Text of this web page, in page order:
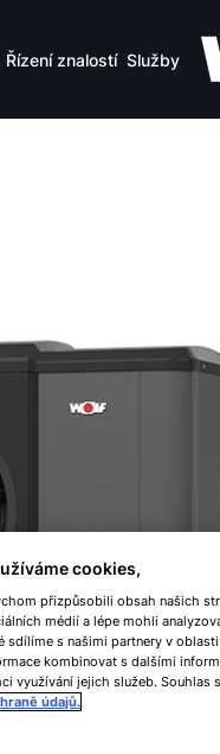
Řízení znalostí Služby
cookies,
přizpůsobili obsah našich
médií a lépe mohli
sdílíme s našimi partnery v
kombinovat s dalšími
využívání jejich služeb.
údajů.